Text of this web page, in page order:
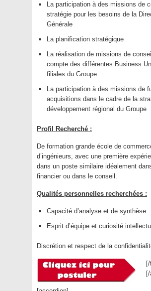
La participation à des missions de
stratégie pour les besoins de la
Générale
La planification stratégique
La réalisation de missions de
compte des différentes Business
filiales du Groupe
La participation à des missions de
acquisitions dans le cadre de la
développement régional du Groupe
Profil Recherché :
De formation grande école de
d’ingénieurs, avec une première
dans un poste similaire idéalement
financier ou dans le conseil.
Qualités personnelles recherchées :
Capacité d’analyse et de synthèse
Esprit d’équipe et curiosité
Discrétion et respect de la